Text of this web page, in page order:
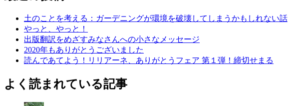
土のことを考える：ガーデニングが環境を破壊してしまうかもしれない話
やっと、やっと！
出版翻訳をめざすみなさんへの小さなメッセージ
2020年もありがとうございました
読んであてよう！リリアーネ、ありがとうフェア 第１弾！締切せまる
よく読まれている記事